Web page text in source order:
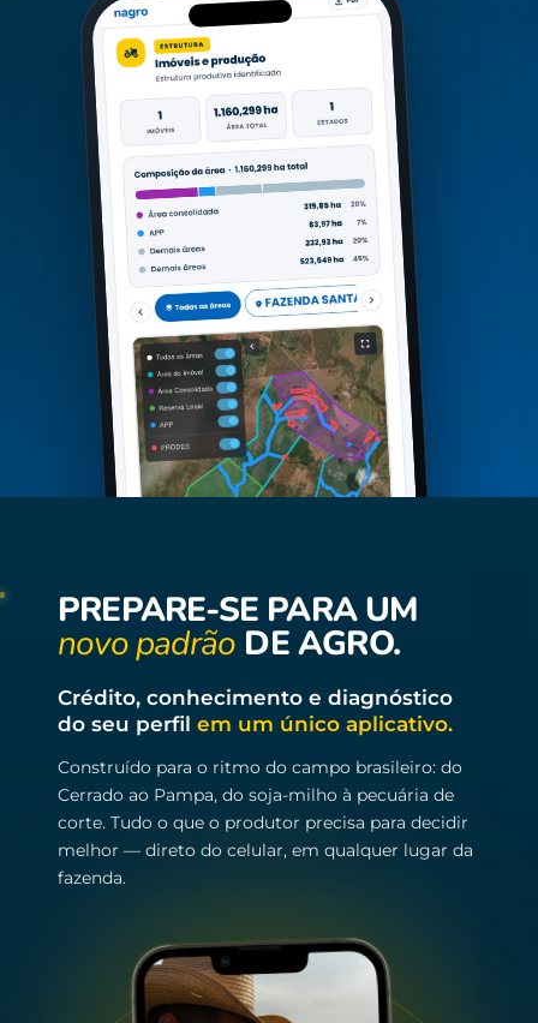
PREPARE-SE PARA UM
novo padrão DE AGRO.
Crédito, conhecimento e diagnóstico
do seu perfil em um único aplicativo.
Construído para o ritmo do campo brasileiro: do
Cerrado ao Pampa, do soja-milho à pecuária de
corte. Tudo o que o produtor precisa para decidir
melhor — direto do celular, em qualquer lugar da
fazenda.